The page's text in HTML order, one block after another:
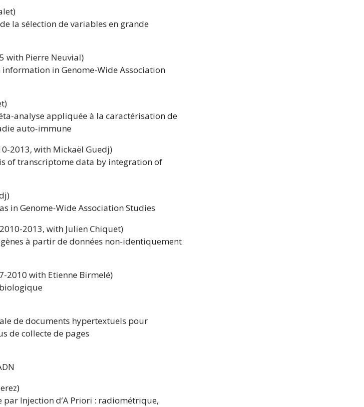
la sélection de variables en grande
with Pierre Neuvial)
in Genome-Wide Association
analyse appliquée à la caractérisation de
auto-immune
2013, with Mickaël Guedj)
of transcriptome data by integration of
in Genome-Wide Association Studies
2013, with Julien Chiquet)
à partir de données non-identiquement
2010 with Etienne Birmelé)
de documents hypertextuels pour
de collecte de pages
Injection d’A Priori : radiométrique,